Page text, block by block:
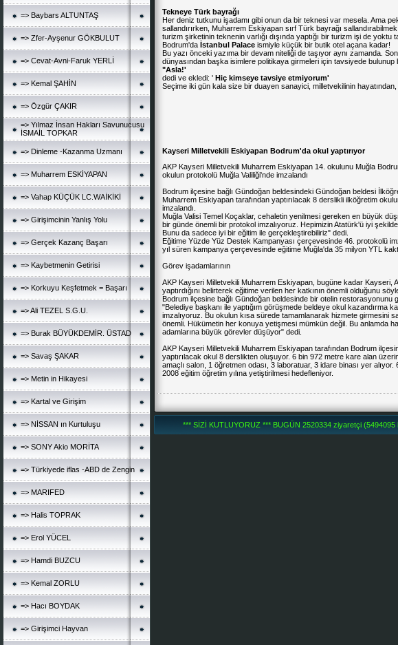
=> Baybars ALTUNTAŞ
=> Zfer-Ayşenur GÖKBULUT
=> Cevat-Avni-Faruk YERLİ
=> Kemal ŞAHİN
=> Özgür ÇAKIR
=> Yılmaz İnsan Hakları Savunucusu
İSMAİL TOPKAR
=> Dinleme -Kazanma Uzmanı
=> Muharrem ESKİYAPAN
=> Vahap KÜÇÜK LC.WAİKİKİ
=> Girişimcinin Yanlış Yolu
=> Gerçek Kazanç Başarı
=> Kaybetmenin Getirisi
=> Korkuyu Keşfetmek = Başarı
=> Ali TEZEL S.G.U.
=> Burak BÜYÜKDEMİR. ÜSTAD
=> Savaş ŞAKAR
=> Metin in Hikayesi
=> Kartal ve Girişim
=> NİSSAN ın Kurtuluşu
=> SONY Akio MORİTA
=> Türkiyede iflas -ABD de Zengin
=> MARIFED
=> Halis TOPRAK
=> Erol YÜCEL
=> Hamdi BUZCU
=> Kemal ZORLU
=> Hacı BOYDAK
=> Girişimci Hayvan
Tekneye Türk bayrağı
Her deniz tutkunu işadamı gibi onun da bir teknesi var mesela. Ama
sallandırırken, Muharrem Eskiyapan sırf Türk bayrağı
turizm şirketinin teknenin varlığı dışında yaptığı bir turizm işi de yoktu
Bodrum'da İstanbul Palace ismiyle küçük bir butik otel açana kadar!
Bu yazı önceki yazıma bir devam niteliği de taşıyor aynı zamanda.
dünyasından başka isimlere politikaya girmeleri için tavsiyede bulunup
"Asla!'
dedi ve ekledi: ' Hiç kimseye tavsiye etmiyorum'
Seçime iki gün kala size bir duayen sanayici, milletvekilinin
Kayseri Milletvekili Eskiyapan Bodrum'da okul yaptırıyor
AKP Kayseri Milletvekili Muharrem Eskiyapan 14. okulunu Muğla
okulun protokolü Muğla Valiliği'nde imzalandı
Bodrum ilçesine bağlı Gündoğan beldesindeki Gündoğan beldesi
Muharrem Eskiyapan tarafından yaptırılacak 8 derslikli ilköğretim
imzalandı.
Muğla Valisi Temel Koçaklar, cehaletin yenilmesi gereken en büyük
bir günde önemli bir protokol imzalıyoruz. Hepimizin Atatürk'ü iyi
Bunu da sadece iyi bir eğitim ile gerçekleştirebiliriz" dedi.
Eğitime Yüzde Yüz Destek Kampanyası çerçevesinde 46. protokolü
yıl süren kampanya çerçevesinde eğitime Muğla'da 35 milyon YTL kaktı
Görev işadamlarının
AKP Kayseri Milletvekili Muharrem Eskiyapan, bugüne kadar Kayseri,
yaptırdığını belirterek eğitime verilen her katkının önemli olduğunu
Bodrum ilçesine bağlı Gündoğan beldesinde bir otelin restorasyonunu
"Belediye başkanı ile yaptığım görüşmede beldeye okul kazandırma
imzalıyoruz. Bu okulun kısa sürede tamamlanarak hizmete girmesini
önemli. Hükümetin her konuya yetişmesi mümkün değil. Bu anlamda
adamlarına büyük görevler düşüyor" dedi.
AKP Kayseri Milletvekili Muharrem Eskiyapan tarafından Bodrum
yaptırılacak okul 8 derslikten oluşuyor. 6 bin 972 metre kare alan
amaçlı salon, 1 öğretmen odası, 3 laboratuar, 3 idare binası yer
2008 eğitim öğretim yılına yetiştirilmesi hedefleniyor.
*** SİZİ KUTLUYORUZ *** BUGÜN 2520334 ziyaretçi